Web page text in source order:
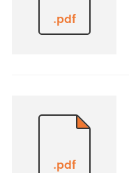
.pdf
.pdf